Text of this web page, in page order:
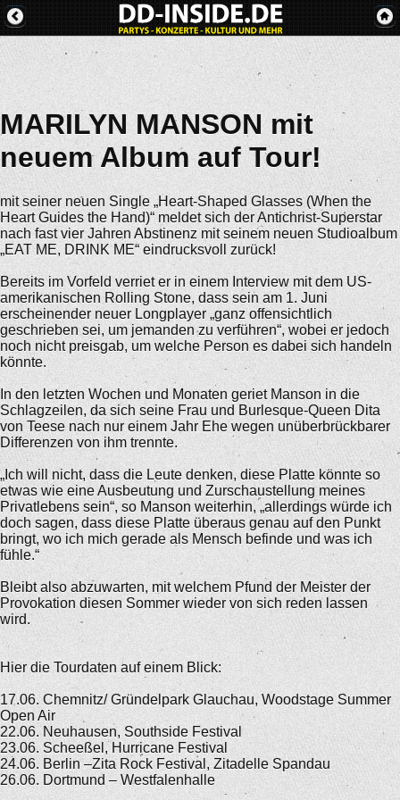
MARILYN MANSON mit
neuem Album auf Tour!
mit seiner neuen Single „Heart-Shaped Glasses (When the
Heart Guides the Hand)“ meldet sich der Antichrist-Superstar
nach fast vier Jahren Abstinenz mit seinem neuen Studioalbum
„EAT ME, DRINK ME“ eindrucksvoll zurück!
Bereits im Vorfeld verriet er in einem Interview mit dem US-
amerikanischen Rolling Stone, dass sein am 1. Juni
erscheinender neuer Longplayer „ganz offensichtlich
geschrieben sei, um jemanden zu verführen“, wobei er jedoch
noch nicht preisgab, um welche Person es dabei sich handeln
könnte.
In den letzten Wochen und Monaten geriet Manson in die
Schlagzeilen, da sich seine Frau und Burlesque-Queen Dita
von Teese nach nur einem Jahr Ehe wegen unüberbrückbarer
Differenzen von ihm trennte.
„Ich will nicht, dass die Leute denken, diese Platte könnte so
etwas wie eine Ausbeutung und Zurschaustellung meines
Privatlebens sein“, so Manson weiterhin, „allerdings würde ich
doch sagen, dass diese Platte überaus genau auf den Punkt
bringt, wo ich mich gerade als Mensch befinde und was ich
fühle.“
Bleibt also abzuwarten, mit welchem Pfund der Meister der
Provokation diesen Sommer wieder von sich reden lassen
wird.
Hier die Tourdaten auf einem Blick:
17.06. Chemnitz/ Gründelpark Glauchau, Woodstage Summer
Open Air
22.06. Neuhausen, Southside Festival
23.06. Scheeßel, Hurricane Festival
24.06. Berlin –Zita Rock Festival, Zitadelle Spandau
26.06. Dortmund – Westfalenhalle